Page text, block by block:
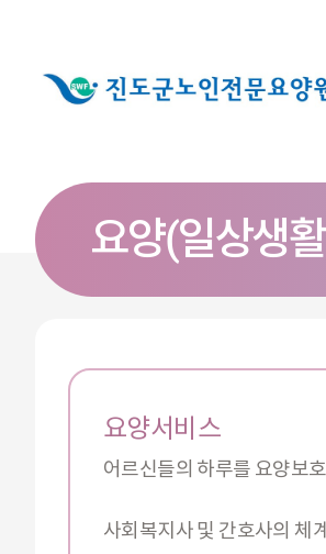
요양(일상생
요양서비스
어르신들의 하루를 요양보
사회복지사 및 간호사의 체